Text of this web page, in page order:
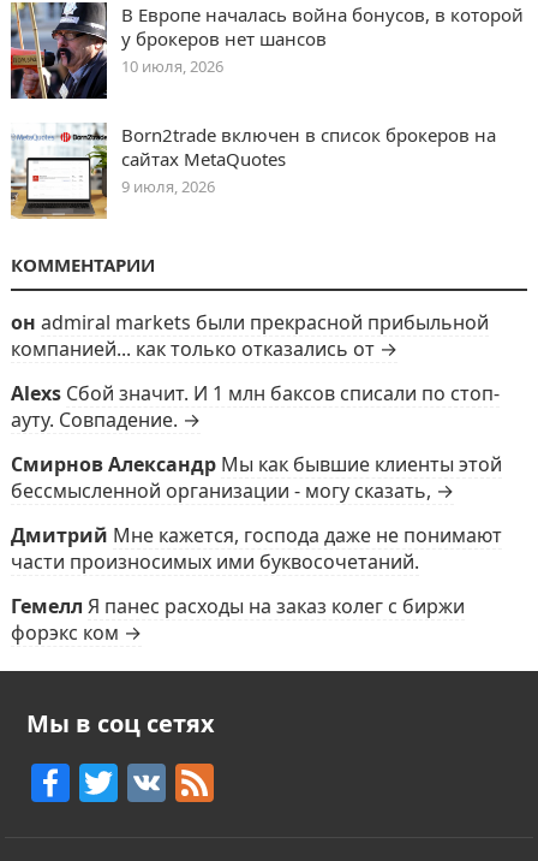
В Европе началась война бонусов, в которой
у брокеров нет шансов
10 июля, 2026
Born2trade включен в список брокеров на
сайтах MetaQuotes
9 июля, 2026
КОММЕНТАРИИ
он admiral markets были прекрасной прибыльной
компанией... как только отказались от →
Alexs Сбой значит. И 1 млн баксов списали по стоп-
ауту. Совпадение. →
Смирнов Александр Мы как бывшие клиенты этой
бессмысленной организации - могу сказать, →
Дмитрий Мне кажется, господа даже не понимают
части произносимых ими буквосочетаний.
Гемелл Я панес расходы на заказ колег с биржи
форэкс ком →
Мы в соц сетях
F T V F